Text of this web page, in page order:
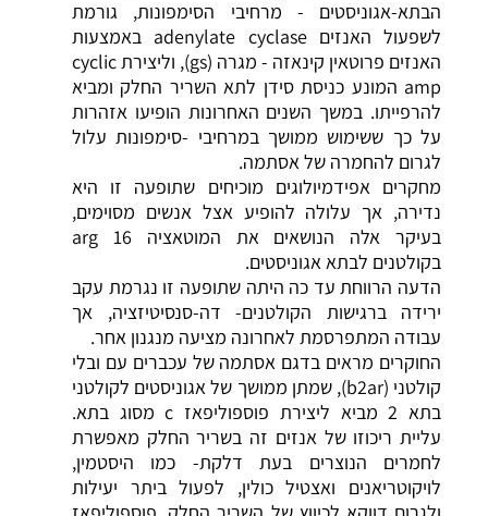
הבתא-אגוניסטים - מרחיבי הסימפונות, גורמת
לשפעול האנזים adenylate cyclase באמצעות
האנזים פרוטאין קינאזה - מגרה (gs), וליצירת cyclic
amp המונע כניסת סידן לתא השריר החלק ומביא
להרפייתו. במשך השנים האחרונות הופיעו אזהרות
על כך ששימוש ממושך במרחיבי -סימפונות עלול
לגרום להחמרה של אסתמה.
מחקרים אפידמיולוגים מוכיחים שתופעה זו היא
נדירה, אך עלולה להופיע אצל אנשים מסוימים,
בעיקר אלה הנושאים את המוטאציה arg 16
בקולטנים לבתא אגוניסטים.
הדעה הרווחת עד כה היתה שתופעה זו נגרמת עקב
ירידה ברגישות הקולטנים- דה-סנסיטיזציה, אך
עבודה המתפרסמת לאחרונה מציעה מנגנון אחר.
החוקרים מראים בדגם אסתמה של עכברים עם ובלי
קולטני (b2ar), שמתן ממושך של אגוניסטים לקולטני
בתא 2 מביא ליצירת פוספוליפאז c מסוג בתא.
עליית ריכוזו של אנזים זה בשריר החלק מאפשרת
לחמרים הנוצרים בעת דלקת- כמו היסטמין,
לויקוטריאנים ואצטיל כולין, לפעול ביתר יעילות